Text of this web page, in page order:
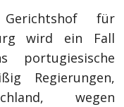
für
wird ein Fall
portugiesische
Regierungen,
wegen